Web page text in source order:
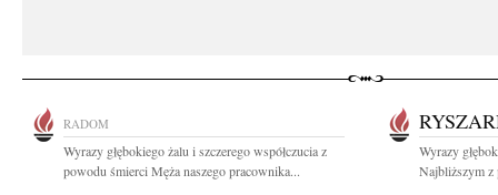
RADOM
Wyrazy głębokiego żalu i szczerego współczucia z
powodu śmierci Męża naszego pracownika...
Wyrazy
Najbliższym z